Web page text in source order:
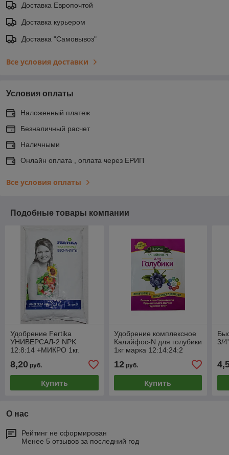
Доставка Европочтой
Доставка курьером
Доставка "Самовывоз"
Все условия доставки
Условия оплаты
Наложенный платеж
Безналичный расчет
Наличными
Онлайн оплата , оплата через ЕРИП
Все условия оплаты
Подобные товары компании
Удобрение Fertika
УНИВЕРСАЛ-2 NPK
12:8:14 +МИКРО 1кг.
8,20 руб.
Купить
Удобрение комплексное
Калийфос-N для голубики
1кг марка 12:14:24:2
12руб.
Купить
3/
О нас
Рейтинг не сформирован
Менее 5 отзывов за последний год